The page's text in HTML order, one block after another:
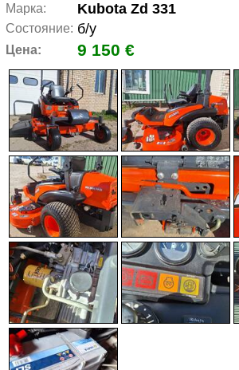
Марка: Kubota Zd 331
Состояние: б/у
Цена: 9 150 €